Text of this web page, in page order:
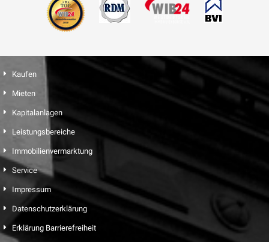
Kaufen
Mieten
Kapitalanlagen
Leistungsbereiche
Immobilienvermarktung
Service
Impressum
Datenschutzerklärung
Erklärung Barrierefreiheit